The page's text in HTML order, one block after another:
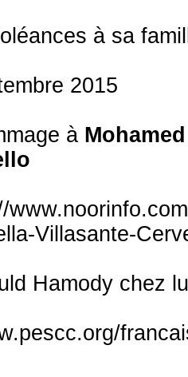
à sa
2015
à
Villasante-
Hamody chez